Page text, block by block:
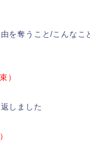
を奪うこと/こんなこ
）
しました